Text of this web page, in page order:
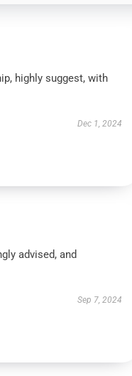
highly suggest, with
Dec 1, 2024
advised, and
Sep 7, 2024